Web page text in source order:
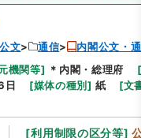
文 通信
内閣公文・通
機関等] ＊内閣・総理府 [
日 [媒体の種別] 紙 [文書
[利用制限の区分等] 公開